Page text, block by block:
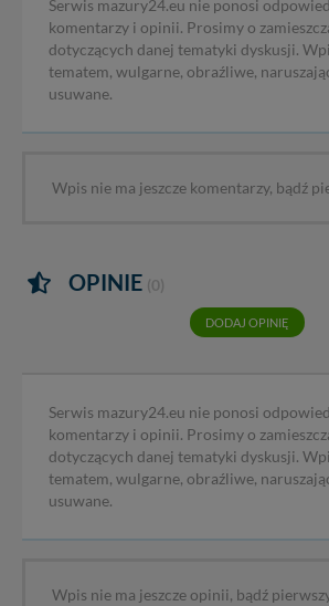
Serwis mazury24.eu nie ponosi
komentarzy i opinii. Prosimy o
dotyczących danej tematyki dyskusji.
tematem, wulgarne, obraźliwe,
usuwane.
Wpis nie ma jeszcze komentarzy, bądź
OPINIE (0)
DODAJ OPINIĘ
Serwis mazury24.eu nie ponosi
komentarzy i opinii. Prosimy o
dotyczących danej tematyki dyskusji.
tematem, wulgarne, obraźliwe,
usuwane.
Wpis nie ma jeszcze opinii, bądź